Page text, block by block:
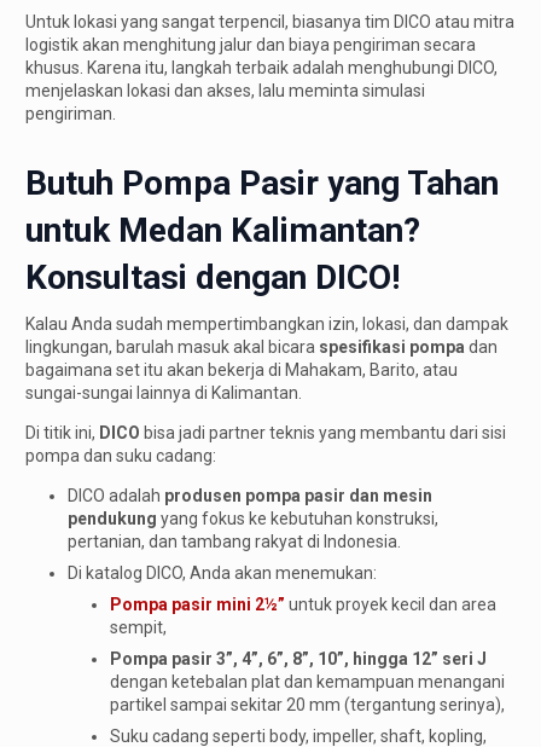
Untuk lokasi yang sangat terpencil, biasanya tim DICO atau mitra
logistik akan menghitung jalur dan biaya pengiriman secara
khusus. Karena itu, langkah terbaik adalah menghubungi DICO,
menjelaskan lokasi dan akses, lalu meminta simulasi
pengiriman.
Butuh Pompa Pasir yang Tahan
untuk Medan Kalimantan?
Konsultasi dengan DICO!
Kalau Anda sudah mempertimbangkan izin, lokasi, dan dampak
lingkungan, barulah masuk akal bicara spesifikasi pompa dan
bagaimana set itu akan bekerja di Mahakam, Barito, atau
sungai-sungai lainnya di Kalimantan.
Di titik ini, DICO bisa jadi partner teknis yang membantu dari sisi
pompa dan suku cadang:
DICO adalah produsen pompa pasir dan mesin
pendukung yang fokus ke kebutuhan konstruksi,
pertanian, dan tambang rakyat di Indonesia.
Di katalog DICO, Anda akan menemukan:
Pompa pasir mini 2½” untuk proyek kecil dan area
sempit,
Pompa pasir 3”, 4”, 6”, 8”, 10”, hingga 12” seri J
dengan ketebalan plat dan kemampuan menangani
partikel sampai sekitar 20 mm (tergantung serinya),
Suku cadang seperti body, impeller, shaft, kopling,